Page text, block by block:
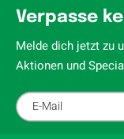
Verpasse
Melde dich jetzt zu
Aktionen und